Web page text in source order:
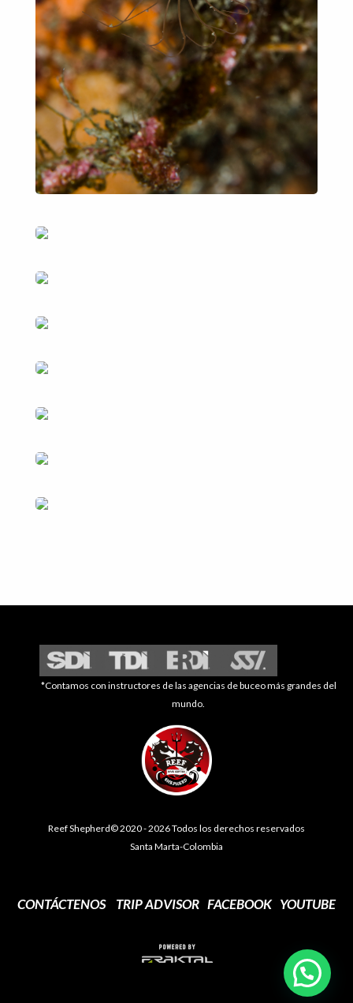
Reef Shepherd© 2020 - 2026 Todos los derechos reservados
Santa Marta-Colombia
CONTÁCTENOS TRIP ADVISOR FACEBOOK YOUTUBE
*Contamos con instructores de las agencias de buceo más grandes del
mundo.